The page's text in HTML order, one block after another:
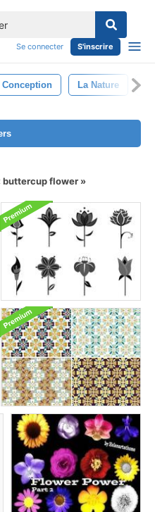
Se connecter S'inscrire
Conception La Nature
buttercup flower